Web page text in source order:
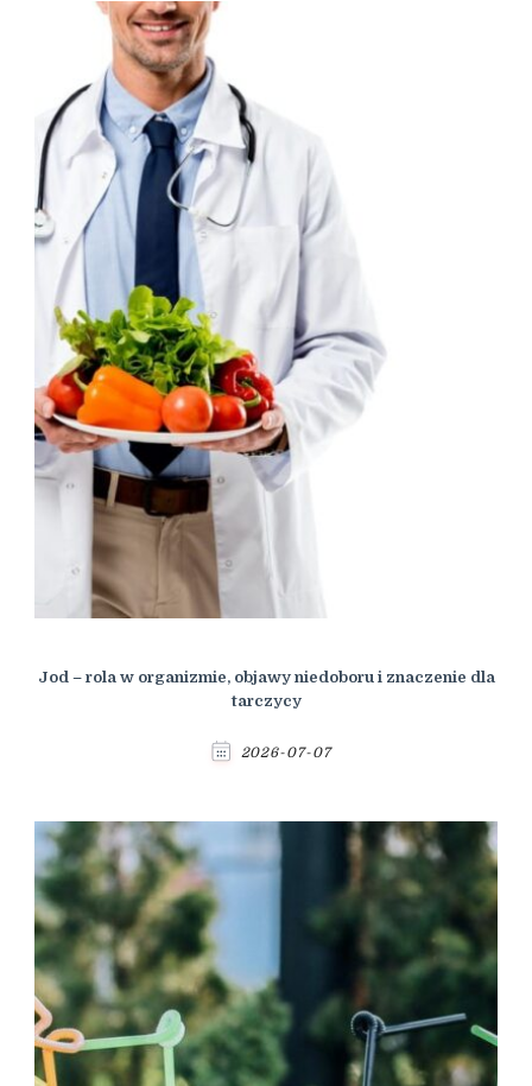
Jod – rola w organizmie, objawy niedoboru i znaczenie dla
tarczycy
2026-07-07